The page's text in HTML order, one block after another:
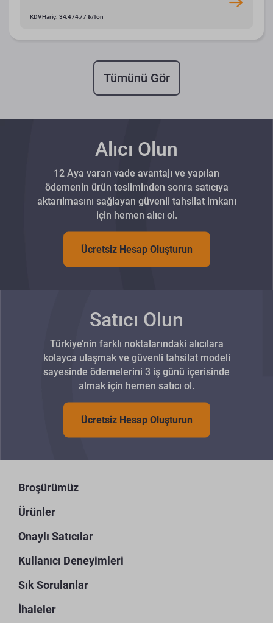
KDV Hariç: 34.474,77 ₺/Ton
Tümünü Gör
Alıcı Olun
12 Aya varan vade avantajı ve yapılan
ödemenin ürün tesliminden sonra satıcıya
aktarılmasını sağlayan güvenli tahsilat imkanı
için hemen alıcı ol.
Ücretsiz Hesap Oluşturun
Satıcı Olun
Türkiye’nin farklı noktalarındaki alıcılara
kolayca ulaşmak ve güvenli tahsilat modeli
sayesinde ödemelerini 3 iş günü içerisinde
almak için hemen satıcı ol.
Ücretsiz Hesap Oluşturun
Broşürümüz
Ürünler
Onaylı Satıcılar
Kullanıcı Deneyimleri
Sık Sorulanlar
İhaleler